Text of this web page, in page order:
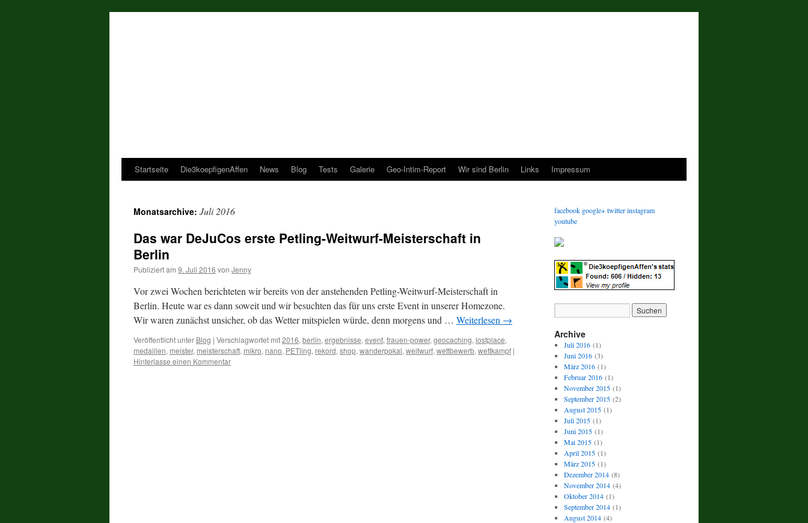
Startseite Die3koepfigenAffen News Blog Tests Galerie Geo-Intim-Report Wir sind Berlin Links Impressum
Monatsarchive: Juli 2016
Das war DeJuCos erste Petling-Weitwurf-Meisterschaft in
Berlin
Publiziert am 9. Juli 2016 von Jenny
Vor zwei Wochen berichteten wir bereits von der anstehenden Petling-Weitwurf-Meisterschaft in
Berlin. Heute war es dann soweit und wir besuchten das für uns erste Event in unserer Homezone.
Wir waren zunächst unsicher, ob das Wetter mitspielen würde, denn morgens und … Weiterlesen →
Veröffentlicht unter Blog | Verschlagwortet mit2016, berlin, ergebnisse, event, frauen-power, geocaching, lostplace,
medaillen, meister, meisterschaft, mikro, nano, PETling, rekord, shop, wanderpokal, weitwurf, wettbewerb, wettkampf |
Hinterlasse einen Kommentar
facebook google+twitterinstagram
youtube
Archive
Juli 2016(1)
Juni 2016(3)
März 2016(1)
Februar 2016(1)
November 2015(1)
September 2015(2)
August 2015(1)
Juli 2015(1)
Juni 2015(1)
Mai 2015(1)
April 2015(1)
März 2015(1)
Dezember 2014(8)
November 2014(4)
Oktober 2014(1)
September 2014(1)
August 2014(4)